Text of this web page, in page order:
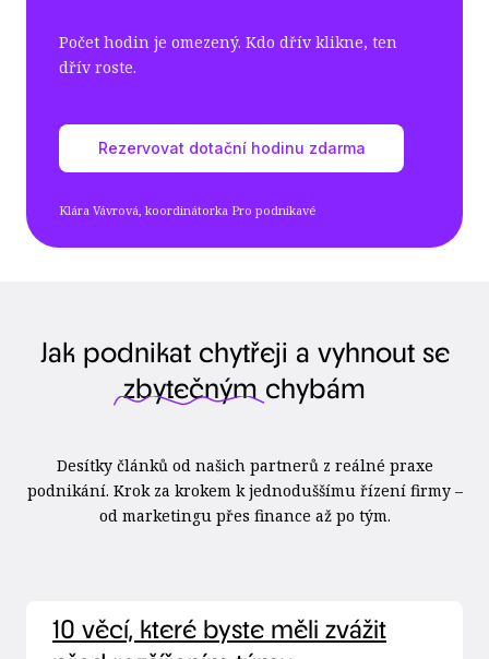
Počet hodin je omezený. Kdo dřív klikne, ten
dřív roste.
Rezervovat dotační hodinu zdarma
Klára Vávrová, koordinátorka Pro podnikavé
Jak podnikat chytřeji a vyhnout se
zbytečným chybám
Desítky článků od našich partnerů z reálné praxe
podnikání. Krok za krokem k jednoduššímu řízení firmy –
od marketingu přes finance až po tým.
10 věcí, které byste měli zvážit